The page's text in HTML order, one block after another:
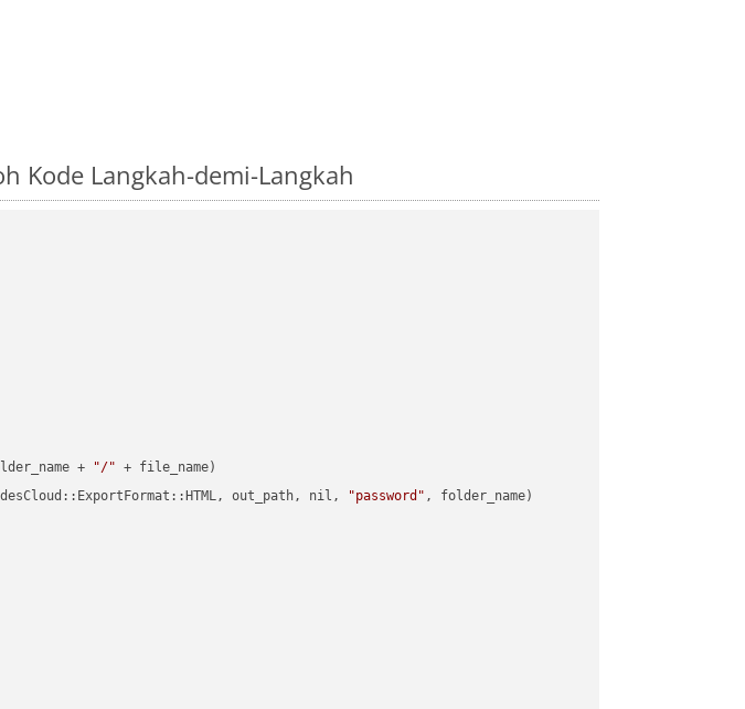
Kode Langkah-demi-Langkah
+ "/" + file_name)
out_path, nil,
"password" , folder_name)